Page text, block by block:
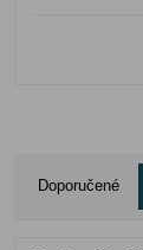
Doporučené